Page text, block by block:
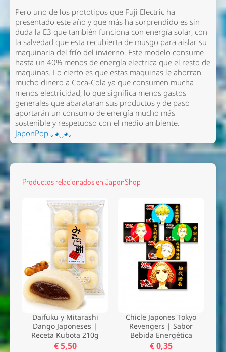
Pero uno de los prototipos que Fuji Electric ha
presentado este año y que más ha sorprendido es sin
duda la E3 que también funciona con energía solar, con
la salvedad que esta recubierta de musgo para aislar su
maquinaria del frío del invierno. Este modelo consume
hasta un 40% menos de energía electrica que el resto de
maquinas. Lo cierto es que estas maquinas le ahorran
mucho dinero a Coca-Cola ya que consumen mucha
menos electricidad, lo que significa menos gastos
generales que abarataran sus productos y de paso
aportarán un consumo de energía mucho más
sostenible y respetuoso con el medio ambiente.
JaponPop ｡◕‿◕｡
Productos relacionados en JaponShop
Daifuku y Mitarashi
Dango Japoneses |
Receta Kubota 210g
€ 5,50
Chicle Japones Tokyo
Revengers | Sabor
Bebida Energética
€ 0,35